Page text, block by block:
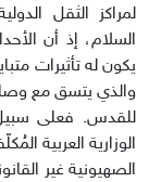
لمراكز الثقل
السلام، إذ أن
يكون له تأثيرات
والذي يتسق مع
للقدس. فعلى سبيل
الوزارية العربية
الصهيونية غير